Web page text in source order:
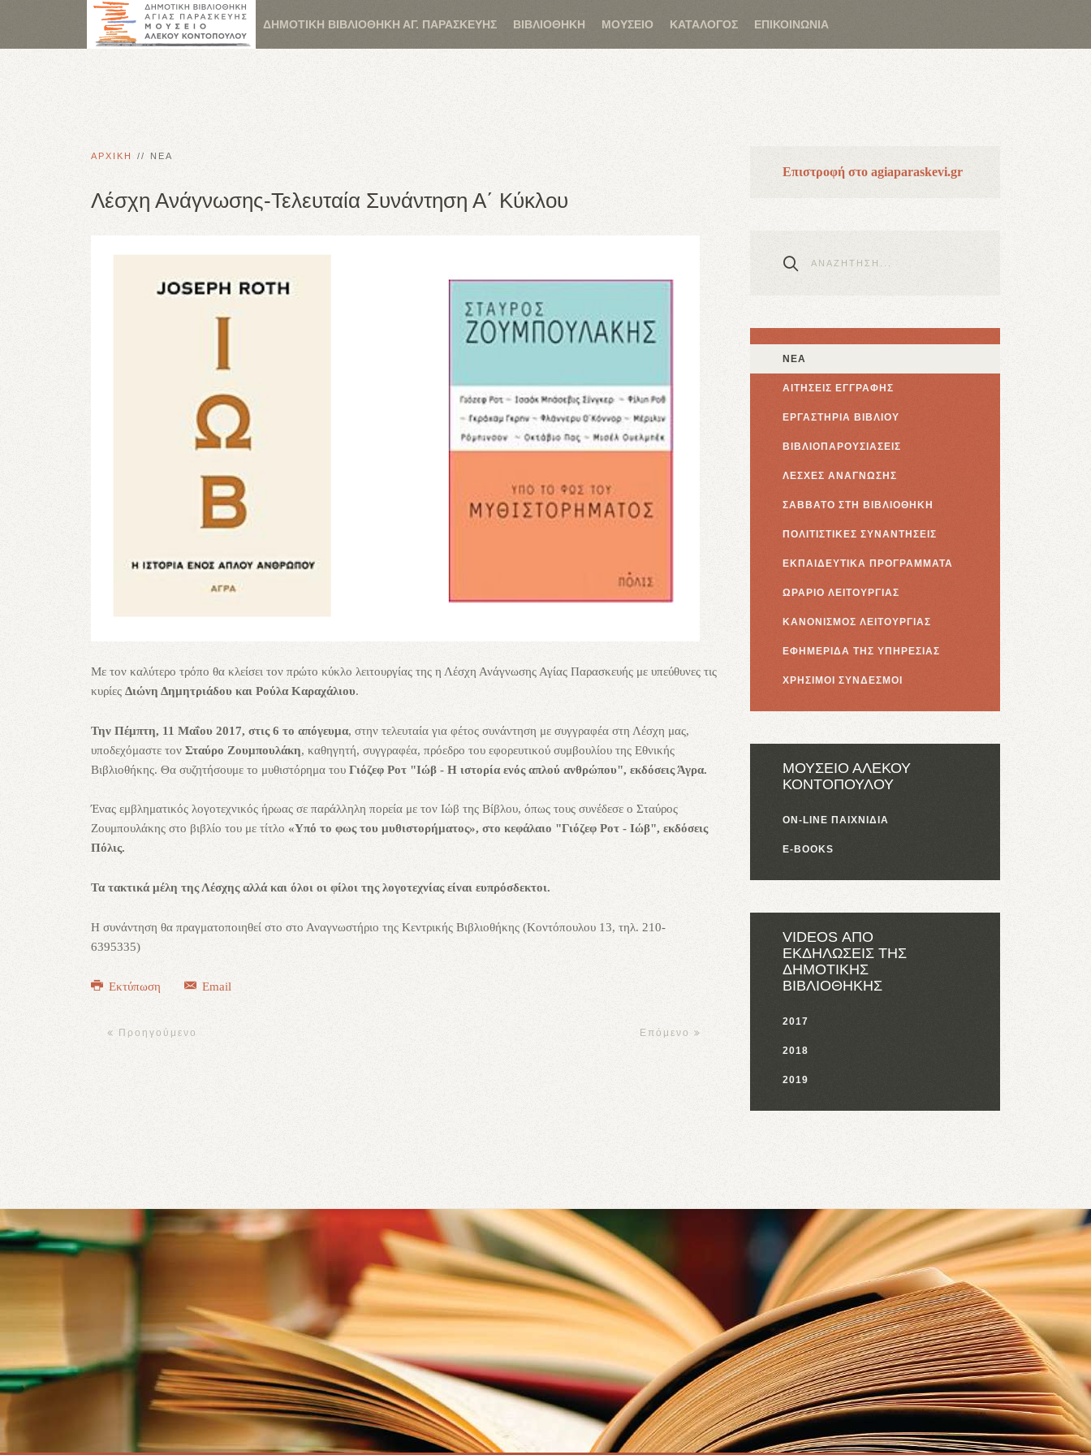
ΔΗΜΟΤΙΚΗ ΒΙΒΛΙΟΘΗΚΗ ΑΓ. ΠΑΡΑΣΚΕΥΗΣ ΒΙΒΛΙΟΘΗΚΗ ΜΟΥΣΕΙΟ ΚΑΤΑΛΟΓΟΣ ΕΠΙΚΟΙΝΩΝΙΑ
ΑΡΧΙΚΗ ΝΕΑ
Λέσχη Ανάγνωσης-Τελευταία Συνάντηση Α΄ Κύκλου
Με τον καλύτερο τρόπο θα κλείσει τον πρώτο κύκλο λειτουργίας της η Λέσχη Ανάγνωσης Αγίας Παρασκευής με υπεύθυνες τις
κυρίες Διώνη Δημητριάδου και Ρούλα Καραχάλιου.
Την Πέμπτη, 11 Μαΐου 2017, στις 6 το απόγευμα, στην τελευταία για φέτος συνάντηση με συγγραφέα στη Λέσχη μας,
υποδεχόμαστε τον Σταύρο Ζουμπουλάκη, καθηγητή, συγγραφέα, πρόεδρο του εφορευτικού συμβουλίου της Εθνικής
Βιβλιοθήκης. Θα συζητήσουμε το μυθιστόρημα του Γιόζεφ Ροτ "Ιώβ - Η ιστορία ενός απλού ανθρώπου", εκδόσεις Άγρα.
Ένας εμβληματικός λογοτεχνικός ήρωας σε παράλληλη πορεία με τον Ιώβ της Βίβλου, όπως τους συνέδεσε ο Σταύρος
Ζουμπουλάκης στο βιβλίο του με τίτλο «Υπό το φως του μυθιστορήματος», στο κεφάλαιο "Γιόζεφ Ροτ - Ιώβ", εκδόσεις
Πόλις.
Τα τακτικά μέλη της Λέσχης αλλά και όλοι οι φίλοι της λογοτεχνίας είναι ευπρόσδεκτοι.
Η συνάντηση θα πραγματοποιηθεί στο στο Αναγνωστήριο της Κεντρικής Βιβλιοθήκης (Κοντόπουλου 13, τηλ. 210-
6395335)
Εκτύπωση Email
Προηγούμενο Επόμενο
Επιστροφή στο agiaparaskevi.gr
ΝΕΑ
ΑΙΤΗΣΕΙΣ ΕΓΓΡΑΦΗΣ
ΕΡΓΑΣΤΗΡΙΑ ΒΙΒΛΙΟΥ
ΒΙΒΛΙΟΠΑΡΟΥΣΙΑΣΕΙΣ
ΛΕΣΧΕΣ ΑΝΑΓΝΩΣΗΣ
ΣΑΒΒΑΤΟ ΣΤΗ ΒΙΒΛΙΟΘΗΚΗ
ΠΟΛΙΤΙΣΤΙΚΕΣ ΣΥΝΑΝΤΗΣΕΙΣ
ΕΚΠΑΙΔΕΥΤΙΚΑ ΠΡΟΓΡΑΜΜΑΤΑ
ΩΡΑΡΙΟ ΛΕΙΤΟΥΡΓΙΑΣ
ΚΑΝΟΝΙΣΜΟΣ ΛΕΙΤΟΥΡΓΙΑΣ
ΕΦΗΜΕΡΙΔΑ ΤΗΣ ΥΠΗΡΕΣΙΑΣ
ΧΡΗΣΙΜΟΙ ΣΥΝΔΕΣΜΟΙ
ΜΟΥΣΕΙΟ ΑΛΕΚΟΥ
ΚΟΝΤΟΠΟΥΛΟΥ
ON-LINE ΠΑΙΧΝΙΔΙΑ
E-BOOKS
VIDEOS ΑΠΟ
ΕΚΔΗΛΩΣΕΙΣ ΤΗΣ
ΔΗΜΟΤΙΚΗΣ
ΒΙΒΛΙΟΘΗΚΗΣ
2017
2018
2019